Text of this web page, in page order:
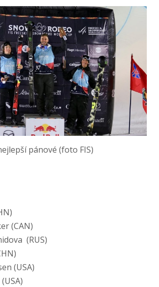
pánové (foto FIS)
(CAN)
(RUS)
(USA)